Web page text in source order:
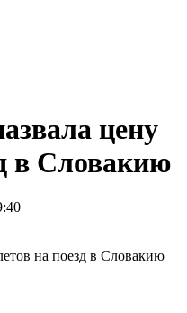
цену
в Словакию